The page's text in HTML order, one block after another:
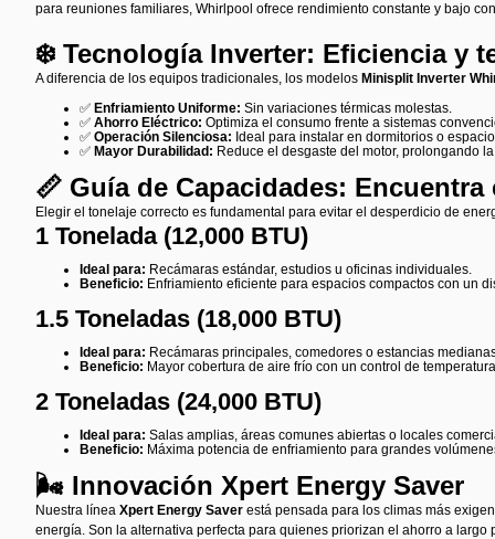
para reuniones familiares, Whirlpool ofrece rendimiento constante y bajo
❄️ Tecnología Inverter: Eficiencia y
A diferencia de los equipos tradicionales, los modelos Minisplit Inverter
✅ Enfriamiento Uniforme: Sin variaciones térmicas molestas.
✅ Ahorro Eléctrico: Optimiza el consumo frente a sistemas
✅ Operación Silenciosa: Ideal para instalar en dormitorios o
✅ Mayor Durabilidad: Reduce el desgaste del motor, prolongando
📏 Guía de Capacidades:
Elegir el tonelaje correcto es fundamental para evitar el desperdicio de
1 Tonelada (12,000 BTU)
Ideal para: Recámaras estándar, estudios u oficinas individuales.
Beneficio: Enfriamiento eficiente para espacios compactos con un
1.5 Toneladas (18,000 BTU)
Ideal para: Recámaras principales, comedores o estancias
Beneficio: Mayor cobertura de aire frío con un control de
2 Toneladas (24,000 BTU)
Ideal para: Salas amplias, áreas comunes abiertas o locales
Beneficio: Máxima potencia de enfriamiento para grandes
🌬️ Innovación Xpert Energy Saver
Nuestra línea Xpert Energy Saver está pensada para los climas más
energía. Son la alternativa perfecta para quienes priorizan el ahorro a largo